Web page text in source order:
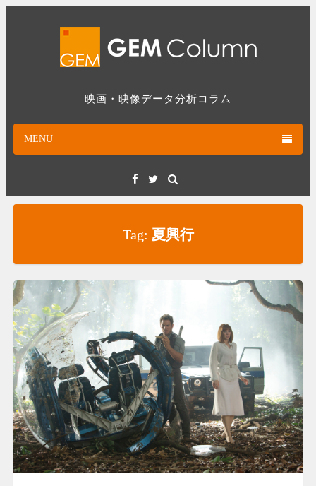
映画・映像データ分析コラム
MENU
Facebook
Twitter
Tag: 夏興行